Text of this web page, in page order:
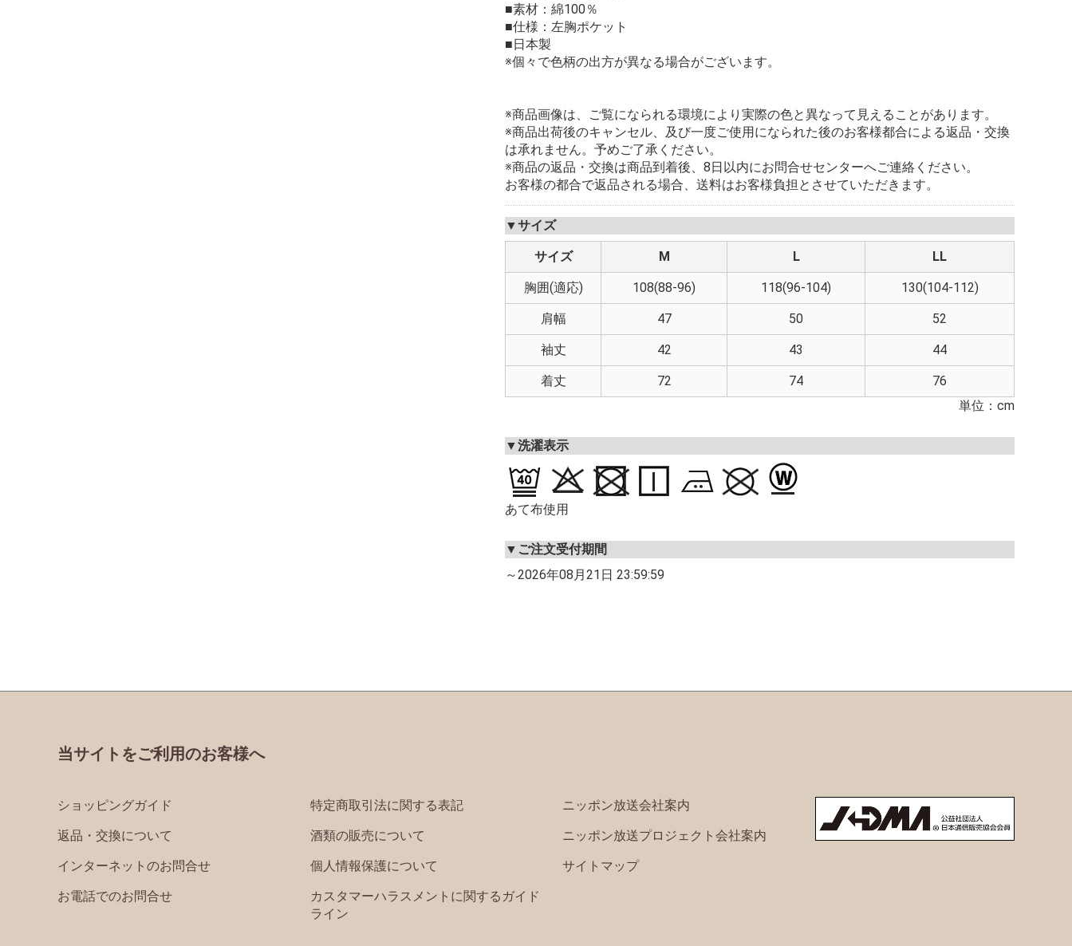
■素材：綿100％
■仕様：左胸ポケット
■日本製
※個々で色柄の出方が異なる場合がございます。
※商品画像は、ご覧になられる環境により実際の色と異なって見えることがあります。
※商品出荷後のキャンセル、及び一度ご使用になられた後のお客様都合による返品・交換
は承れません。予めご了承ください。
※商品の返品・交換は商品到着後、8日以内にお問合せセンターへご連絡ください。
お客様の都合で返品される場合、送料はお客様負担とさせていただきます。
▼サイズ
サイズ M L LL
胸囲(適応) 108(88-96) 118(96-104) 130(104-112)
肩幅 47 50 52
袖丈 42 43 44
着丈 72 74
76
単位：cm
▼洗濯表示
あて布使用
▼ご注文受付期間
～2026年08月21日 23:59:59
当サイトをご利用のお客様へ
ショッピングガイド
返品・交換について
インターネットのお問合せ
お電話でのお問合せ
特定商取引法に関する表記
酒類の販売について
個人情報保護について
カスタマーハラスメントに関するガイド
ライン
ニッポン放送会社案内
ニッポン放送プロジェクト会社案内
サイトマップ